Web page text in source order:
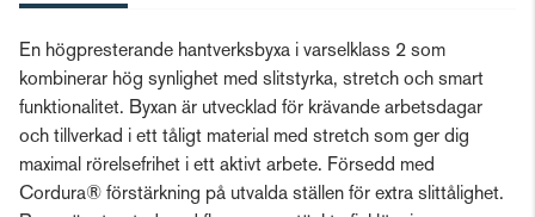
En högpresterande hantverksbyxa i varselklass 2 som
kombinerar hög synlighet med slitstyrka, stretch och smart
funktionalitet. Byxan är utvecklad för krävande arbetsdagar
och tillverkad i ett tåligt material med stretch som ger dig
maximal rörelsefrihet i ett aktivt arbete. Försedd med
Cordura® förstärkning på utvalda ställen för extra slittålighet.